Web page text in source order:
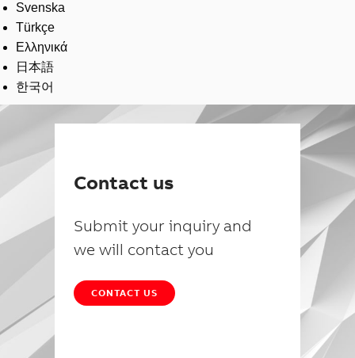
Svenska
Türkçe
Ελληνικά
日本語
한국어
Contact us
Submit your inquiry and
we will contact you
CONTACT US